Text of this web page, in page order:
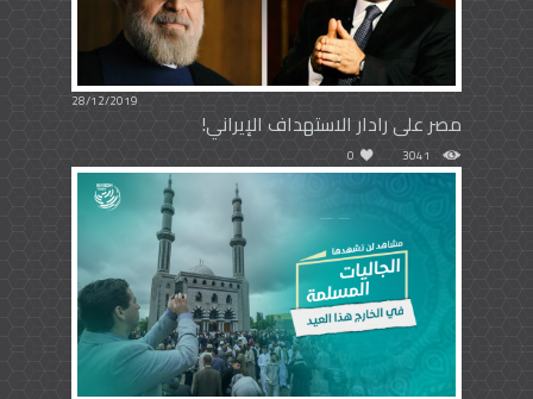
28/12/2019
مصر على رادار الاستهداف الإيراني!
3041
0